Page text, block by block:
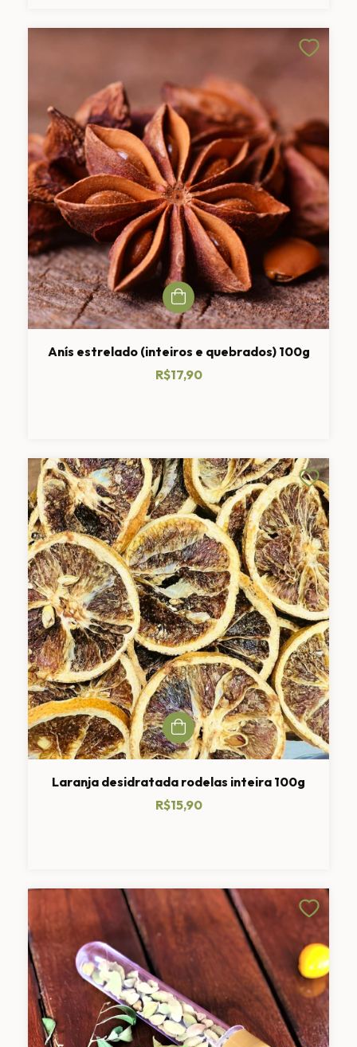
Anís estrelado (inteiros e quebrados) 100g
R$17,90
Laranja desidratada rodelas inteira 100g
R$15,90